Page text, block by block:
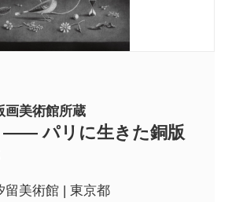
画美術館所蔵
―― パリに生きた銅版
留美術館 | 東京都